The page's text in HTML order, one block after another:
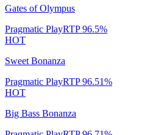
Gates of Olympus
Pragmatic PlayRTP96.5%
HOT
Sweet Bonanza
Pragmatic PlayRTP96.51%
HOT
Big Bass Bonanza